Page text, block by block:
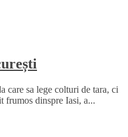
care sa lege colturi de tara, ci
frumos dinspre Iasi, a...